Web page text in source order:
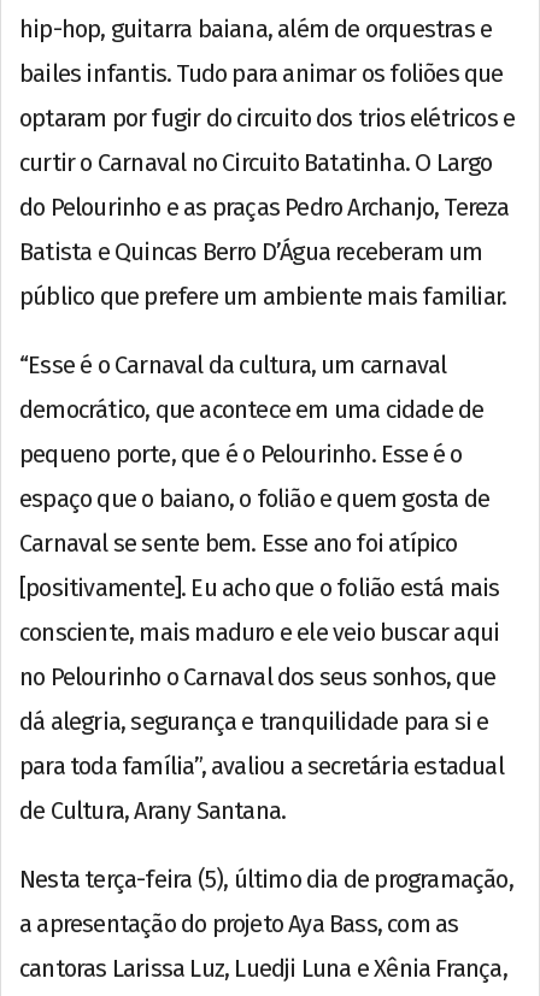
hip-hop, guitarra baiana, além de orquestras e
bailes infantis. Tudo para animar os foliões que
optaram por fugir do circuito dos trios elétricos e
curtir o Carnaval no Circuito Batatinha. O Largo
do Pelourinho e as praças Pedro Archanjo, Tereza
Batista e Quincas Berro D’Água receberam um
público que prefere um ambiente mais familiar.
“Esse é o Carnaval da cultura, um carnaval
democrático, que acontece em uma cidade de
pequeno porte, que é o Pelourinho. Esse é o
espaço que o baiano, o folião e quem gosta de
Carnaval se sente bem. Esse ano foi atípico
[positivamente]. Eu acho que o folião está mais
consciente, mais maduro e ele veio buscar aqui
no Pelourinho o Carnaval dos seus sonhos, que
dá alegria, segurança e tranquilidade para si e
para toda família”, avaliou a secretária estadual
de Cultura, Arany Santana.
Nesta terça-feira (5), último dia de programação,
a apresentação do projeto Aya Bass, com as
cantoras Larissa Luz, Luedji Luna e Xênia França,